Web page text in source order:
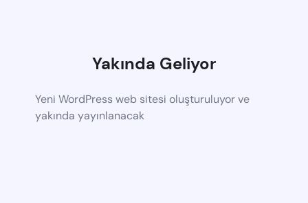
Yakında Geliyor
Yeni WordPress web sitesi oluşturuluyor ve
yakında yayınlanacak